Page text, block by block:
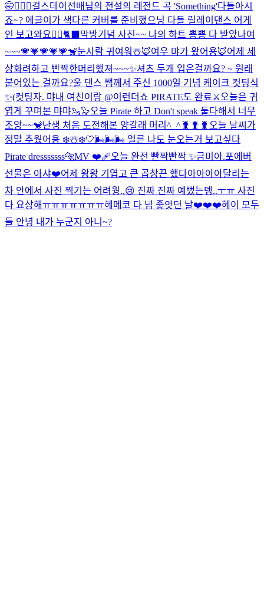
🤭🙆🏼‍♀️걸스데이선배님의 전설의 레전드 곡 'Something'다들아시
죠~? 에글이가 색다른 커버를 준비했으닝 다들 릴레이댄스 어게
인 보고와요❤️‍🔥🐈‍⬛ 막방기념 사진~~ 나의 하트 뿅뿅 다 받았나여
~~~💗💗💗💗💗🐒눈사람 귀여워☃️🦊여우 먀가 왔어용🦊어제 세
상화려하고 빤짝한머리했져~~~✨셔츠 두개 입은걸까요? ~ 원래
붙어있는 걸까요?울 댄스 쌤께서 주신 1000일 기념 케이크 컷팅식
✨(컷팅자. 먀내 여친이랑 @이런더쇼 PIRATE도 완료⚔️ 오늘은 귀
엽게 꾸며본 먀먀🦦🦭오늘 Pirate 하고 Don't speak 둘다해서 너무
조앙~~🐒난생 처음 도전해본 양갈래 머리^_^🐛🐛🐛 오늘 날씨가
정말 추웠어용 ❄️☃️❄️🤍🌬🌬🌬 얼른 나도 눈오는거 보고싶다
Pirate dresssssss🐅MV ❤️‍🩹오늘 완전 빤짝빤짝 ✨금미아.포에버
선물은 아샤❤️어제 왕왕 기엽고 큰 곱창끈 했다아아아아달리는
차 안에서 사진 찍기는 어려웡..😢 진짜 진짜 예뻤는뎅..ㅜㅠ 사진
다 요상해ㅠㅠㅠㅠㅠㅠㅠ헤메코 다 넘 좋앗던 날❤️❤️❤️헤이 모두
들 안녕 내가 누군지 아니~?